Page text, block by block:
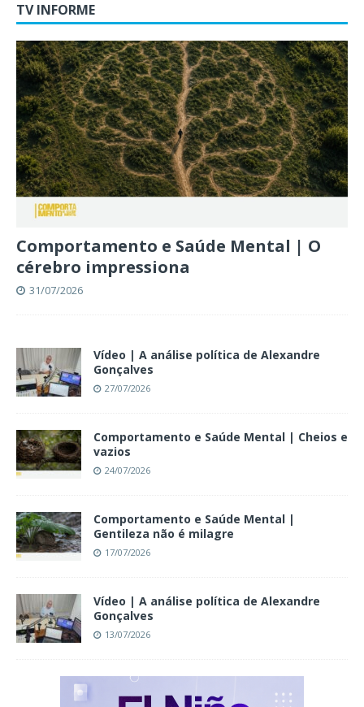
TV INFORME
Comportamento e Saúde Mental | O
cérebro impressiona
31/07/2026
Vídeo | A análise política de Alexandre
Gonçalves
27/07/2026
Comportamento e Saúde Mental | Cheios e
vazios
24/07/2026
Comportamento e Saúde Mental |
Gentileza não é milagre
17/07/2026
Vídeo | A análise política de Alexandre
Gonçalves
13/07/2026